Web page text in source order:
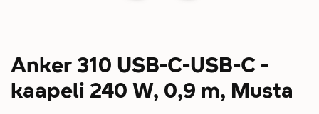
Anker 310 USB-C-USB-C -
kaapeli 240 W, 0,9 m, Musta